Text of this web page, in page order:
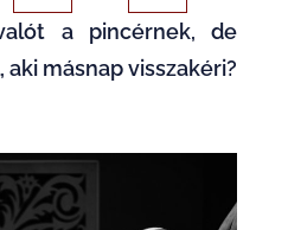
a pincérnek, de
másnap visszakéri?